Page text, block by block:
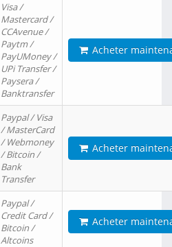
Visa /
Mastercard /
CCAvenue /
Paytm /
PayUMoney /
UPi Transfer /
Paysera /
Banktransfer
Acheter
Paypal / Visa
/ MasterCard
/ Webmoney
/ Bitcoin /
Bank
Transfer
Acheter
Paypal /
Credit Card /
Bitcoin /
Altcoins
Acheter